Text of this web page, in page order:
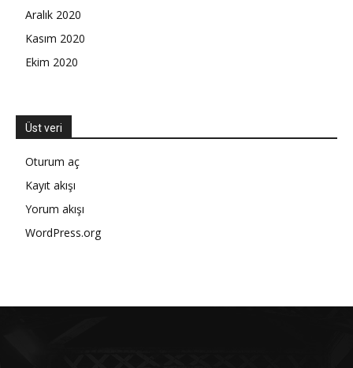
Aralık 2020
Kasım 2020
Ekim 2020
Üst veri
Oturum aç
Kayıt akışı
Yorum akışı
WordPress.org